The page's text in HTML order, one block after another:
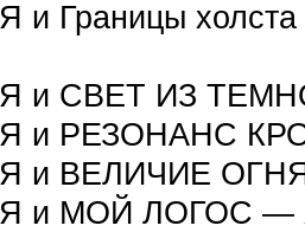
Я и Границы
Я и СВЕТ ИЗ
Я и РЕЗОНАНС
Я и ВЕЛИЧИЕ
Я и МОЙ ЛОГОС —